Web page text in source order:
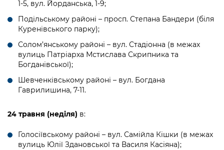
1-5, вул. Йорданська, 1-9;
Подільському районі – просп. Степана Бандери (біля
Куренівського парку);
Солом’янському районі – вул. Стадіонна (в межах
вулиць Патріарха Мстислава Скрипника та
Богданівської);
Шевченківському районі – вул. Богдана
Гаврилишина, 7-11.
24 травня (неділя) в:
Голосіївському районі – вул. Самійла Кішки (в межах
вулиць Юлії Здановської та Василя Касіяна);